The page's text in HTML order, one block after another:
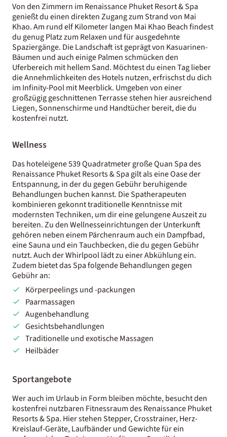
Von den Zimmern im Renaissance Phuket Resort & Spa
genießt du einen direkten Zugang zum Strand von Mai
Khao. Am rund elf Kilometer langen Mai Khao Beach findest
du genug Platz zum Relaxen und für ausgedehnte
Spaziergänge. Die Landschaft ist geprägt von Kasuarinen-
Bäumen und auch einige Palmen schmücken den
Uferbereich mit hellem Sand. Möchtest du einen Tag lieber
die Annehmlichkeiten des Hotels nutzen, erfrischst du dich
im Infinity-Pool mit Meerblick. Umgeben von einer
großzügig geschnittenen Terrasse stehen hier ausreichend
Liegen, Sonnenschirme und Handtücher bereit, die du
kostenfrei nutzt.
Wellness
Das hoteleigene 539 Quadratmeter große Quan Spa des
Renaissance Phuket Resorts & Spa gilt als eine Oase der
Entspannung, in der du gegen Gebühr beruhigende
Behandlungen buchen kannst. Die Spatherapeuten
kombinieren gekonnt traditionelle Kenntnisse mit
modernsten Techniken, um dir eine gelungene Auszeit zu
bereiten. Zu den Wellnesseinrichtungen der Unterkunft
gehören neben einem Pärchenraum auch ein Dampfbad,
eine Sauna und ein Tauchbecken, die du gegen Gebühr
nutzt. Auch der Whirlpool lädt zu einer Abkühlung ein.
Zudem bietet das Spa folgende Behandlungen gegen
Gebühr an:
Körperpeelings und -packungen
Paarmassagen
Augenbehandlung
Gesichtsbehandlungen
Traditionelle und exotische Massagen
Heilbäder
Sportangebote
Wer auch im Urlaub in Form bleiben möchte, besucht den
kostenfrei nutzbaren Fitnessraum des Renaissance Phuket
Resorts & Spa. Hier stehen Stepper, Crosstrainer, Herz-
Kreislauf-Geräte, Laufbänder und Gewichte für ein